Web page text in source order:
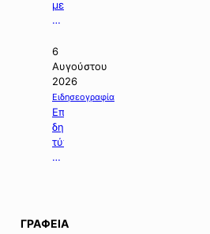
Αεροδρομίου
με
θέμα:
ενδιαφέροντος
για
τη
χορήγηση
ενίσχυσης
σε
επιχειρήσεις
της
6
Αυγούστου
2026
Ειδησεογραφία
Επιλογή
δημοσιευμάτων
τύπου
της
ΓΡΑΦΕΙΑ